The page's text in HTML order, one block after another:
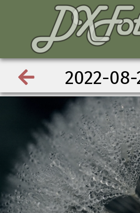
2022-08-